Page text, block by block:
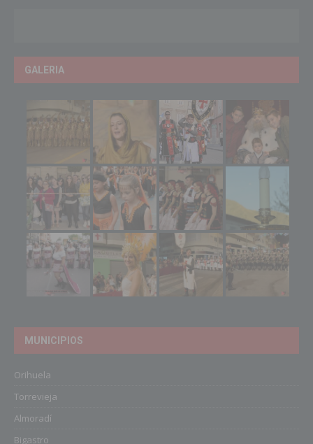
GALERIA
MUNICIPIOS
Orihuela
Torrevieja
Almoradí
Bigastro